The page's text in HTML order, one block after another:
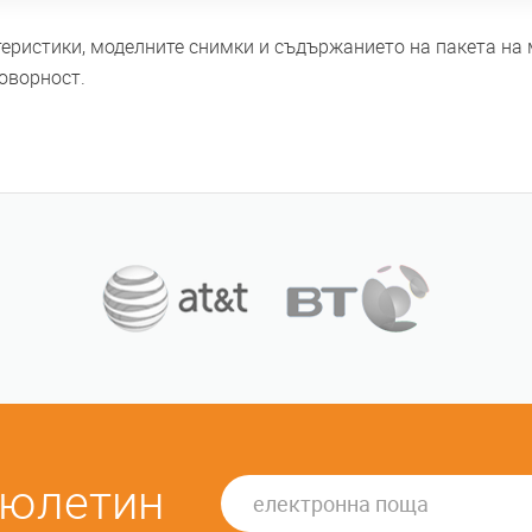
моделните снимки и съдържанието на пакета